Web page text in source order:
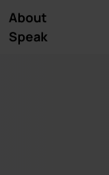
About
Speak